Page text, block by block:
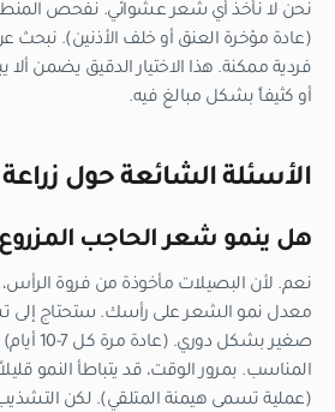
نحن لا نأخذ أي شعر عشوائي. نفحص
(عادة مؤخرة العنق أو خلف الأذنين). نبحث
فردية ممكنة. هذا الاختيار الدقيق يضمن ألا
أو كثيفاً بشكل مبالغ فيه.
الأسئلة الشائعة حول
هل ينمو شعر الحاجب
نعم. لأن البصيلات مأخوذة من فروة
معدل نمو الشعر على رأسك. ستحتاج
صغير بشكل
المناسب. بمرور الوقت، قد يتباطأ النمو
(عملية تسمى هيمنة المتلقي). لكن